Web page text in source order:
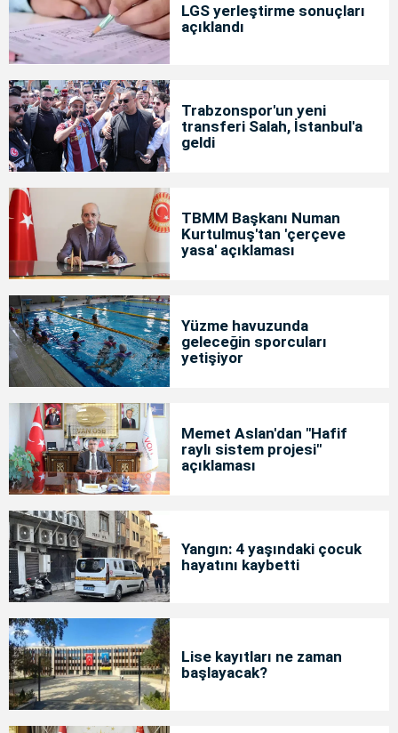
LGS yerleştirme sonuçları
açıklandı
Trabzonspor'un yeni
transferi Salah, İstanbul'a
geldi
TBMM Başkanı Numan
Kurtulmuş'tan 'çerçeve
yasa' açıklaması
Yüzme havuzunda
geleceğin sporcuları
yetişiyor
Memet Aslan'dan "Hafif
raylı sistem projesi"
açıklaması
Yangın: 4 yaşındaki çocuk
hayatını kaybetti
Lise kayıtları ne zaman
başlayacak?